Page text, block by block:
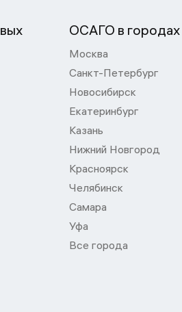
ОСАГО в городах
Москва
Санкт-Петербург
Новосибирск
Екатеринбург
Казань
Нижний Новгород
Красноярск
Челябинск
Самара
Уфа
Все города